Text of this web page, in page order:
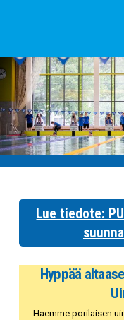
Lue tiedote:
Hyppää
Haemme porilaisen